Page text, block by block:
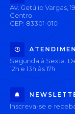
Av. Getúlio Vargas,
Centro
CEP: 83301-010
Segunda à Sexta:
12h e 13h às 17h
Inscreva-se e